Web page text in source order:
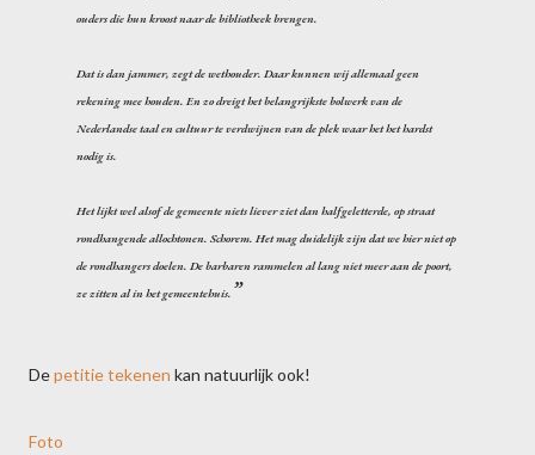
ouders die hun kroost naar de bibliotheek brengen.
Dat is dan jammer, zegt de wethouder. Daar kunnen wij allemaal geen
rekening mee houden. En zo dreigt het belangrijkste bolwerk van de
Nederlandse taal en cultuur te verdwijnen van de plek waar het het hardst
nodig is.
Het lijkt wel alsof de gemeente niets liever ziet dan halfgeletterde, op straat
rondhangende allochtonen. Schorem. Het mag duidelijk zijn dat we hier niet op
de rondhangers doelen. De barbaren rammelen al lang niet meer aan de poort,
ze zitten al in het gemeentehuis.
Depetitie tekenen kan natuurlijk ook!
Foto